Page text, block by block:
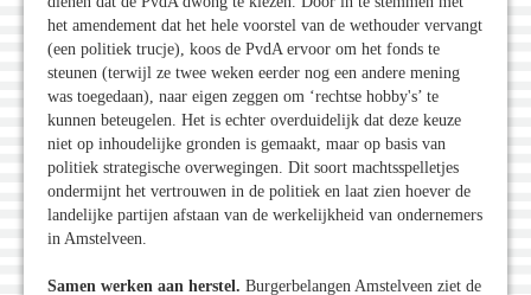
het amendement dat het hele voorstel van de wethouder vervangt
(een politiek trucje), koos de PvdA ervoor om het fonds te
steunen (terwijl ze twee weken eerder nog een andere mening
was toegedaan), naar eigen zeggen om ‘rechtse hobby's’ te
kunnen beteugelen. Het is echter overduidelijk dat deze keuze
niet op inhoudelijke gronden is gemaakt, maar op basis van
politiek strategische overwegingen. Dit soort machtsspelletjes
ondermijnt het vertrouwen in de politiek en laat zien hoever de
landelijke partijen afstaan van de werkelijkheid van ondernemers
in Amstelveen.
Samen werken aan herstel. Burgerbelangen Amstelveen ziet de